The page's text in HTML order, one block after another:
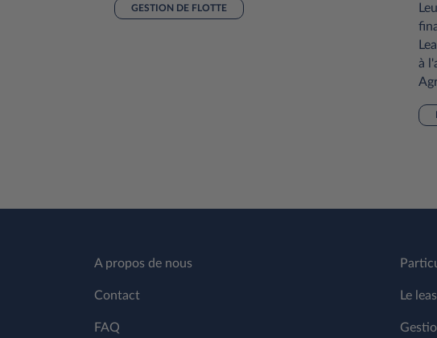
GESTION DE FLOTTE
à
A propos de nous
Contact
FAQ
Le